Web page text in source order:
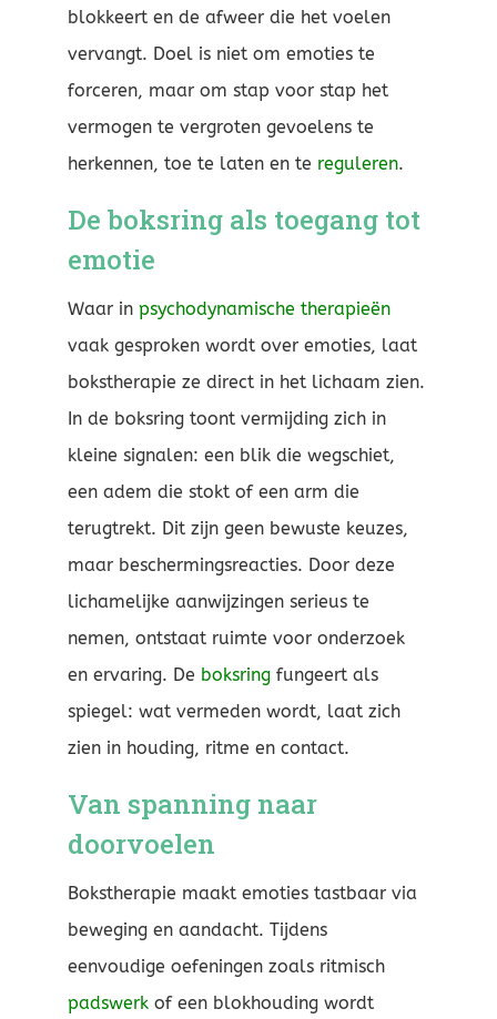
blokkeert en de afweer die het voelen
vervangt. Doel is niet om emoties te
forceren, maar om stap voor stap het
vermogen te vergroten gevoelens te
herkennen, toe te laten en te reguleren.
De boksring als toegang tot
emotie
Waar in psychodynamische therapieën
vaak gesproken wordt over emoties, laat
bokstherapie ze direct in het lichaam zien.
In de boksring toont vermijding zich in
kleine signalen: een blik die wegschiet,
een adem die stokt of een arm die
terugtrekt. Dit zijn geen bewuste keuzes,
maar beschermingsreacties. Door deze
lichamelijke aanwijzingen serieus te
nemen, ontstaat ruimte voor onderzoek
en ervaring. De boksringfungeert als
spiegel: wat vermeden wordt, laat zich
zien in houding, ritme en contact.
Van spanning naar
doorvoelen
Bokstherapie maakt emoties tastbaar via
beweging en aandacht. Tijdens
eenvoudige oefeningen zoals ritmisch
padswerkof een blokhouding wordt